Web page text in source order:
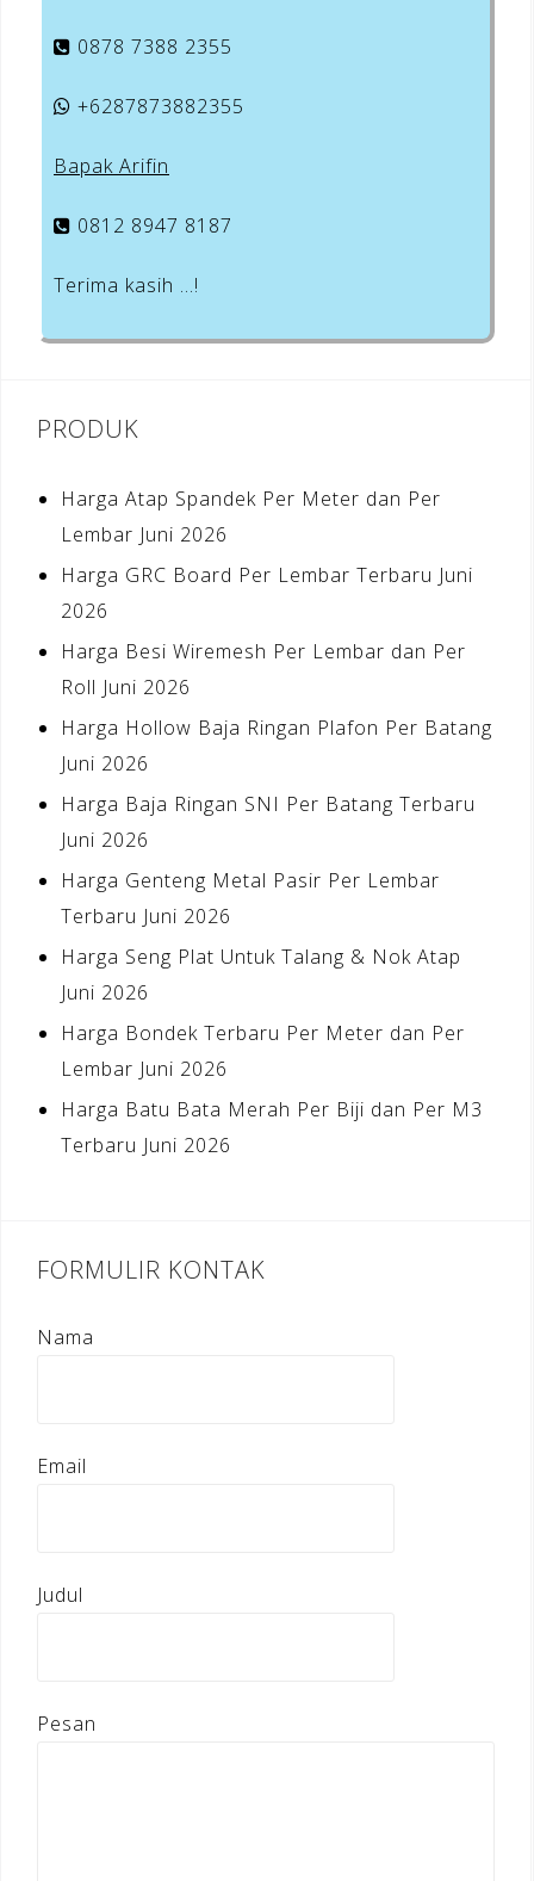
0878 7388 2355
+6287873882355
Bapak Arifin
0812 8947 8187
Terima kasih …!
PRODUK
Harga Atap Spandek Per Meter dan Per
Lembar Juni 2026
Harga GRC Board Per Lembar Terbaru Juni
2026
Harga Besi Wiremesh Per Lembar dan Per
Roll Juni 2026
Harga Hollow Baja Ringan Plafon Per Batang
Juni 2026
Harga Baja Ringan SNI Per Batang Terbaru
Juni 2026
Harga Genteng Metal Pasir Per Lembar
Terbaru Juni 2026
Harga Seng Plat Untuk Talang & Nok Atap
Juni 2026
Harga Bondek Terbaru Per Meter dan Per
Lembar Juni 2026
Harga Batu Bata Merah Per Biji dan Per M3
Terbaru Juni 2026
FORMULIR KONTAK
Nama
Email
Judul
Pesan